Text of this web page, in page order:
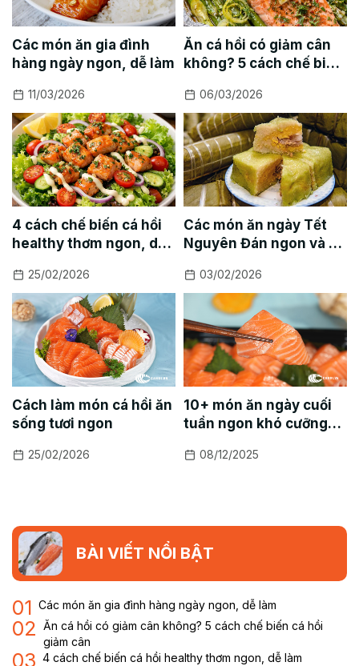
Các món ăn gia đình
hàng ngày ngon, dễ làm
11/03/2026
Ăn cá hồi có giảm cân
không? 5 cách chế biến
06/03/2026
4 cách chế biến cá hồi
healthy thơm ngon, dễ
25/02/2026
Các món ăn ngày Tết
Nguyên Đán ngon và dễ
03/02/2026
Cách làm món cá hồi ăn
sống tươi ngon
25/02/2026
10+ món ăn ngày cuối
tuần ngon khó cưỡng
08/12/2025
BÀI VIẾT NỔI BẬT
01 Các món ăn gia đình hàng ngày ngon, dễ làm
02 Ăn cá hồi có giảm cân không? 5 cách chế biến cá hồi
giảm cân
03 4 cách chế biến cá hồi healthy thơm ngon, dễ làm